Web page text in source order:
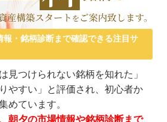
報・銘柄診断まで確認できる注目サ
見つけられない銘柄を知れた」
やすい」と評価され、初心者か
めています。
朝夕の市場情報や銘柄診断まで